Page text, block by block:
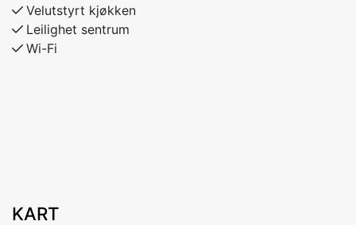
Velutstyrt kjøkken
Leilighet sentrum
Wi-Fi
KART